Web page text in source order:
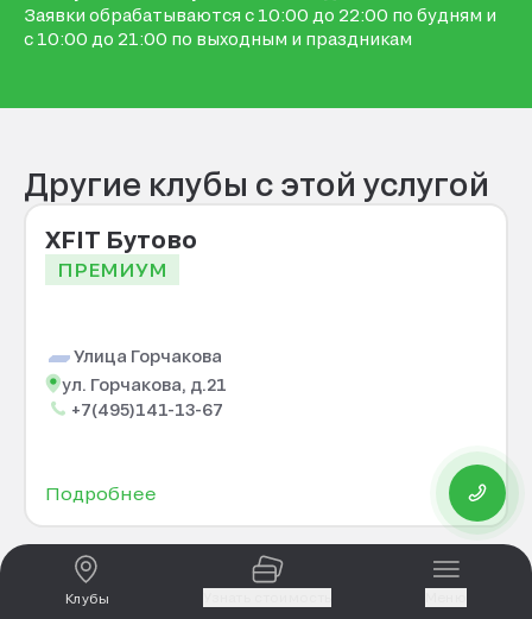
Клубы
Заявки обрабатываются с 10:00 до 22:00 по будням и
с 10:00 до 21:00 по выходным и праздникам
Другие клубы с этой услугой
XFIT Бутово
ПРЕМИУМ
Улица Горчакова
ул. Горчакова, д.21
+7(495)141-13-67
Подробнее